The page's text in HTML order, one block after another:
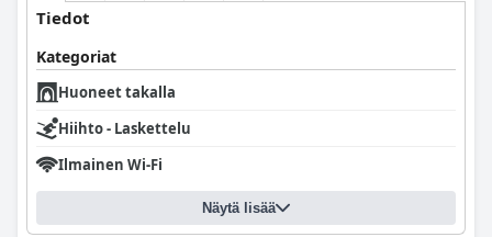
Tiedot
Kategoriat
Huoneet takalla
Hiihto - Laskettelu
Ilmainen Wi-Fi
Näytä lisää